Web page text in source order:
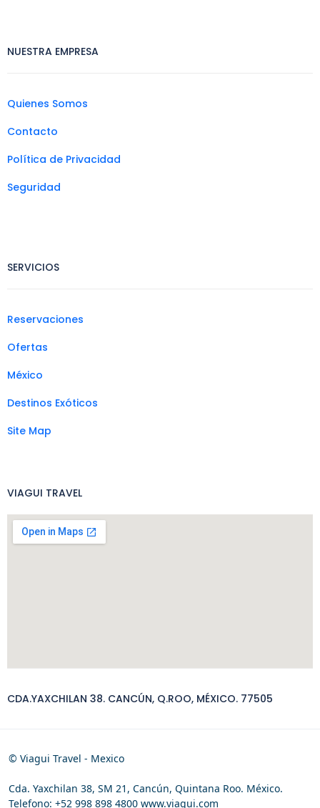
NUESTRA EMPRESA
Quienes Somos
Contacto
Política de Privacidad
Seguridad
SERVICIOS
Reservaciones
Ofertas
México
Destinos Exóticos
Site Map
VIAGUI TRAVEL
CDA.YAXCHILAN 38. CANCÚN, Q.ROO, MÉXICO. 77505
© Viagui Travel - Mexico
Cda. Yaxchilan 38, SM 21, Cancún, Quintana Roo. México.
Telefono: +52 998 898 4800 www.viagui.com